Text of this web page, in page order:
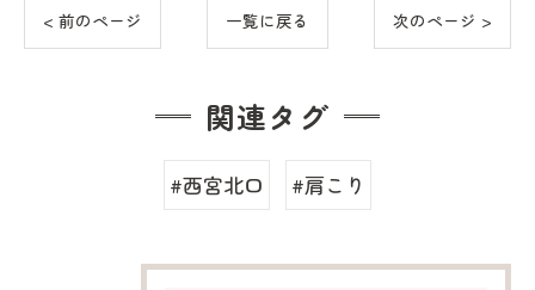
< 前のページ 一覧に戻る 次のページ >
関連タグ
#西宮北口 #肩こり